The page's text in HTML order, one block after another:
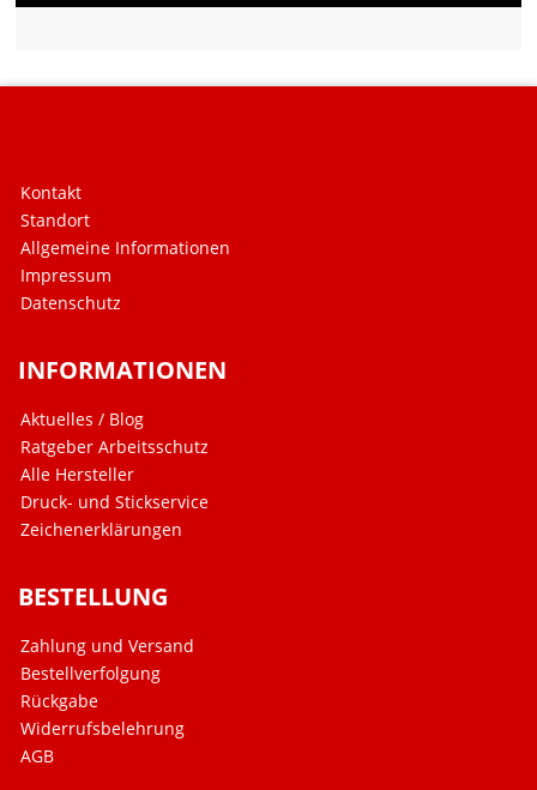
Kontakt
Standort
Allgemeine Informationen
Impressum
Datenschutz
INFORMATIONEN
Aktuelles / Blog
Ratgeber Arbeitsschutz
Alle Hersteller
Druck- und Stickservice
Zeichenerklärungen
BESTELLUNG
Zahlung und Versand
Bestellverfolgung
Rückgabe
Widerrufsbelehrung
AGB